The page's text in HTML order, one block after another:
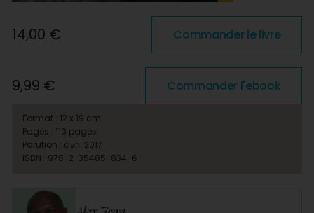
14,00 € Commander le livre
9,99 € Commander l'ebook
Format : 12 x 19 cm
Pages : 110 pages
Parution : avril 2017
ISBN : 978-2-35485-834-6